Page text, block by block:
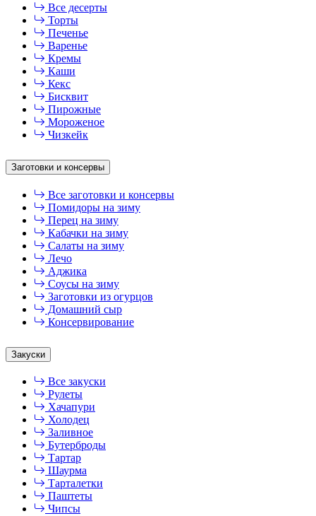
Все десерты
Торты
Печенье
Варенье
Кремы
Каши
Кекс
Бисквит
Пирожные
Мороженое
Чизкейк
Заготовки и консервы
Все заготовки и консервы
Помидоры на зиму
Перец на зиму
Кабачки на зиму
Салаты на зиму
Лечо
Аджика
Соусы на зиму
Заготовки из огурцов
Домашний сыр
Консервирование
Закуски
Все закуски
Рулеты
Хачапури
Холодец
Заливное
Бутерброды
Тартар
Шаурма
Тарталетки
Паштеты
Чипсы